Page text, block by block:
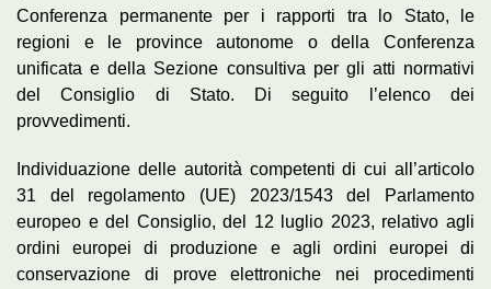
Conferenza permanente per i rapporti tra lo Stato, le
regioni e le province autonome o della Conferenza
unificata e della Sezione consultiva per gli atti normativi
del Consiglio di Stato. Di seguito l’elenco dei
provvedimenti.
Individuazione delle autorità competenti di cui all’articolo
31 del regolamento (UE) 2023/1543 del Parlamento
europeo e del Consiglio, del 12 luglio 2023, relativo agli
ordini europei di produzione e agli ordini europei di
conservazione di prove elettroniche nei procedimenti